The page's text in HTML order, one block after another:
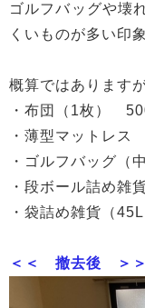
ゴルフバッグや壊
くいものが多い印
概算ではあります
・布団（1枚）
・薄型マットレス
・ゴルフバッグ
・段ボール詰め
・袋詰め雑貨（
＜＜ 撤去後 ＞＞